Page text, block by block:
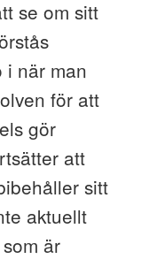
se om sitt
i när man
för att
gör
att
sitt
aktuellt
är